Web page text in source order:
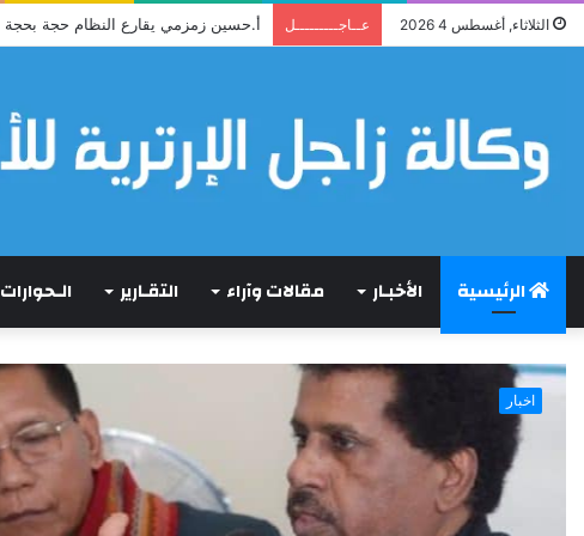
الثلاثاء, أغسطس 4 2026 عــاجـــــــــل أ.حسين زمزمي يقارع النظام حجة بحجة
الرئيسية الأخبـار مقالات وآراء التقـارير الـحوارات
اخبار